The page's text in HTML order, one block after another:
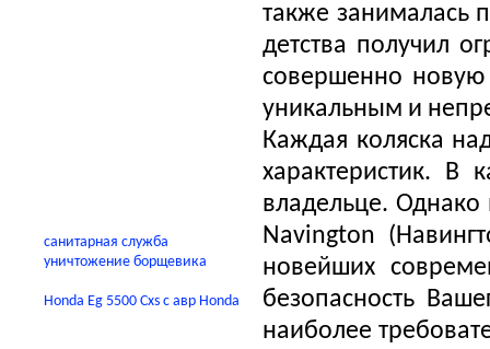
также занималась
детства получил
совершенно новую
уникальным и
Каждая коляска
характеристик. В
владельце.
Navington
новейших
безопасность
наиболее
санитарная служба
уничтожение борщевика
Honda Eg 5500 Cxs с авр Honda